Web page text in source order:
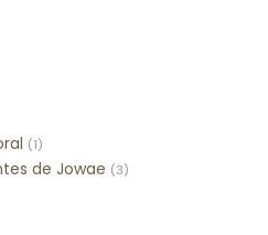
(1)
de Jowae (3)